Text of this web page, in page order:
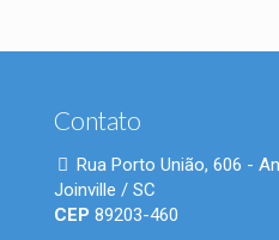
Contato
Rua Porto União, 606 -
Joinville / SC
CEP 89203-460